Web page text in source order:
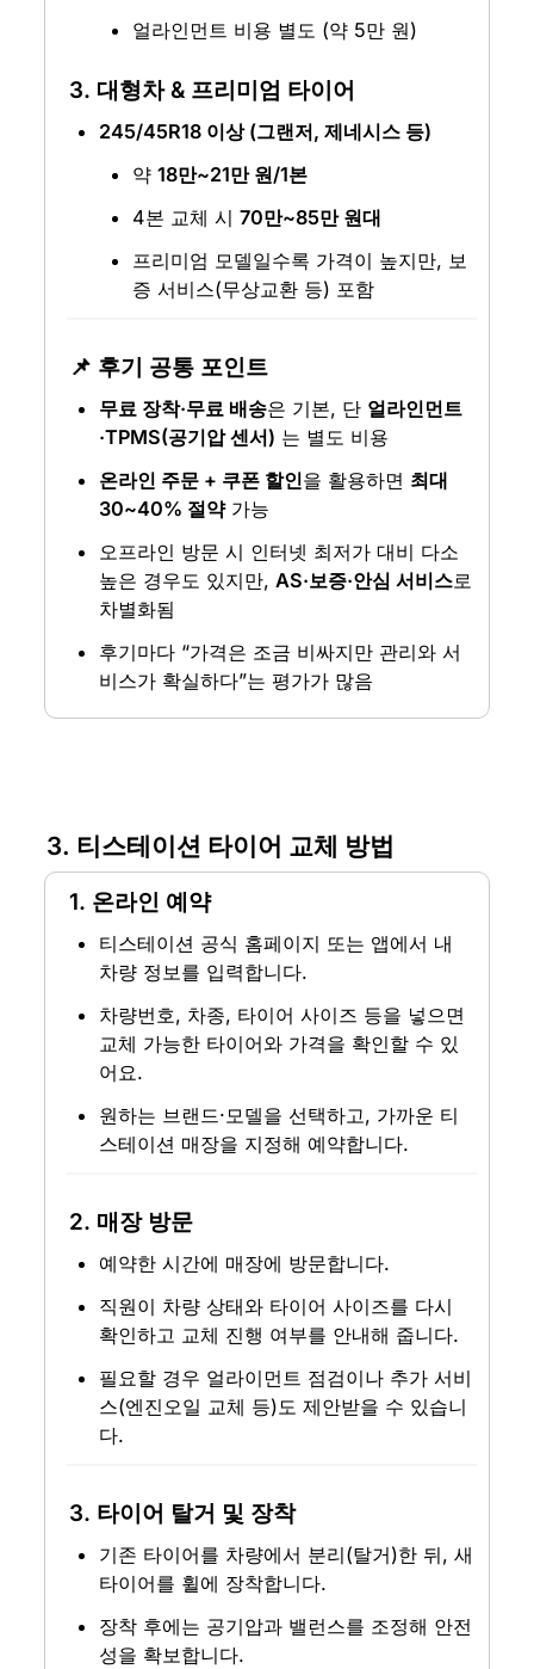
얼라인먼트 비용 별도 (약 5만 원)
3. 대형차 & 프리미엄 타이어
245/45R18 이상 (그랜저, 제네시스 등)
약 18만~21만 원/1본
4본 교체 시 70만~85만 원대
프리미엄 모델일수록 가격이 높지만, 보
증 서비스(무상교환 등) 포함
📌 후기 공통 포인트
무료 장착·무료 배송은 기본, 단 얼라인먼트
·TPMS(공기압 센서) 는 별도 비용
온라인 주문 + 쿠폰 할인을 활용하면 최대
30~40% 절약 가능
오프라인 방문 시 인터넷 최저가 대비 다소
높은 경우도 있지만, AS·보증·안심 서비스로
차별화됨
후기마다 “가격은 조금 비싸지만 관리와 서
비스가 확실하다”는 평가가 많음
3. 티스테이션 타이어 교체 방법
1. 온라인 예약
티스테이션 공식 홈페이지 또는 앱에서 내
차량 정보를 입력합니다.
차량번호, 차종, 타이어 사이즈 등을 넣으면
교체 가능한 타이어와 가격을 확인할 수 있
어요.
원하는 브랜드·모델을 선택하고, 가까운 티
스테이션 매장을 지정해 예약합니다.
2. 매장 방문
예약한 시간에 매장에 방문합니다.
직원이 차량 상태와 타이어 사이즈를 다시
확인하고 교체 진행 여부를 안내해 줍니다.
필요할 경우 얼라이먼트 점검이나 추가 서비
스(엔진오일 교체 등)도 제안받을 수 있습니
다.
3. 타이어 탈거 및 장착
기존 타이어를 차량에서 분리(탈거)한 뒤, 새
타이어를 휠에 장착합니다.
장착 후에는 공기압과 밸런스를 조정해 안전
성을 확보합니다.